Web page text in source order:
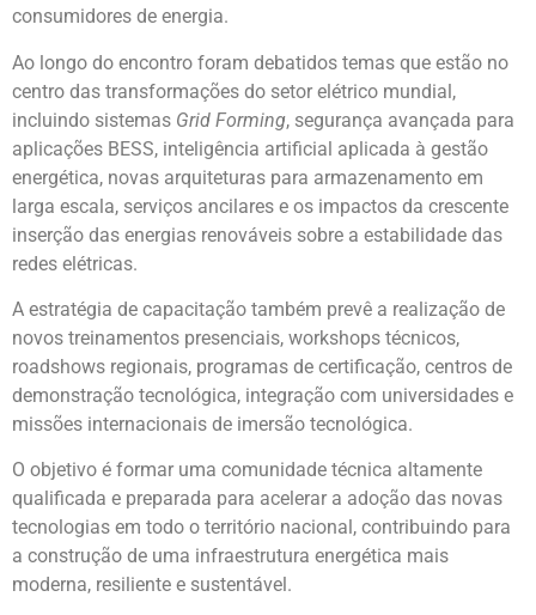
consumidores de energia.
Ao longo do encontro foram debatidos temas que estão no
centro das transformações do setor elétrico mundial,
incluindo sistemas Grid Forming, segurança avançada para
aplicações BESS, inteligência artificial aplicada à gestão
energética, novas arquiteturas para armazenamento em
larga escala, serviços ancilares e os impactos da crescente
inserção das energias renováveis sobre a estabilidade das
redes elétricas.
A estratégia de capacitação também prevê a realização de
novos treinamentos presenciais, workshops técnicos,
roadshows regionais, programas de certificação, centros de
demonstração tecnológica, integração com universidades e
missões internacionais de imersão tecnológica.
O objetivo é formar uma comunidade técnica altamente
qualificada e preparada para acelerar a adoção das novas
tecnologias em todo o território nacional, contribuindo para
a construção de uma infraestrutura energética mais
moderna, resiliente e sustentável.